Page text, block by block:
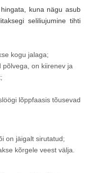
kuna nägu asub
seliliujumine tihti
kogu jalaga;
on kiirenev ja
lõppfaasis tõusevad
on jäigalt sirutatud;
kõrgele veest välja.